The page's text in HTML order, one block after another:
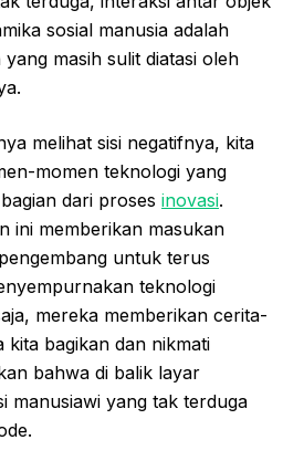
sosial manusia adalah
masih sulit diatasi oleh
melihat sisi negatifnya, kita
momen teknologi yang
dari proses inovasi.
ini memberikan masukan
untuk terus
teknologi
mereka memberikan cerita-
kita bagikan dan nikmati
bahwa di balik layar
manusiawi yang tak terduga